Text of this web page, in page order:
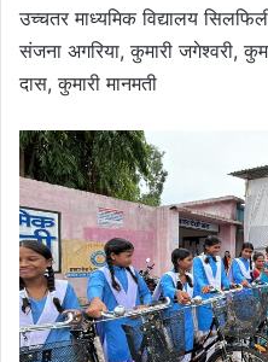
उच्चतर माध्यमिक विद्यालय
संजना अगरिया, कुमारी जगेश्वरी,
दास, कुमारी मानमती